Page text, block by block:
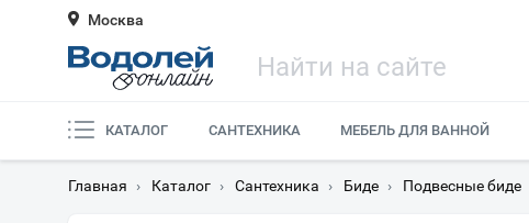
Москва
КАТАЛОГ САНТЕХНИКА МЕБЕЛЬ ДЛЯ ВАННОЙ
Главная › Каталог › Сантехника › Биде › Подвесные биде